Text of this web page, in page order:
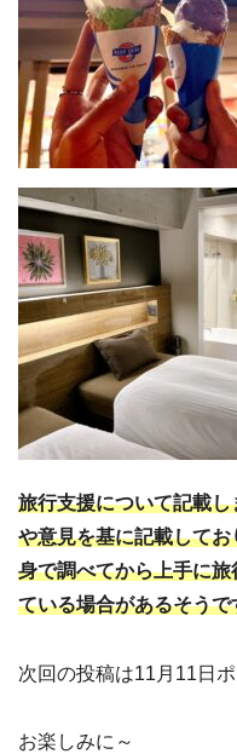
旅行支援について記載
や意見を基に記載して
身で調べてから上手に
ている場合があるそうで
次回の投稿は11月11日ポ
お楽しみに～